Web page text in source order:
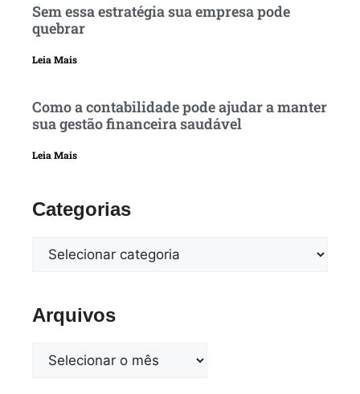
Sem essa estratégia sua empresa pode
quebrar
Leia Mais
Como a contabilidade pode ajudar a manter
sua gestão financeira saudável
Leia Mais
Categorias
Arquivos